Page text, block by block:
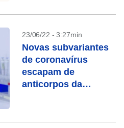
23/06/22 - 3:27min
Novas subvariantes
de coronavírus
escapam de
anticorpos da